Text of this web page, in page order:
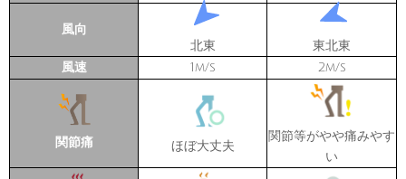
風向
北東
東北東
風速
1 m/s 2m/s
関節痛 ほぼ大丈夫
関節等がやや痛みやす
い